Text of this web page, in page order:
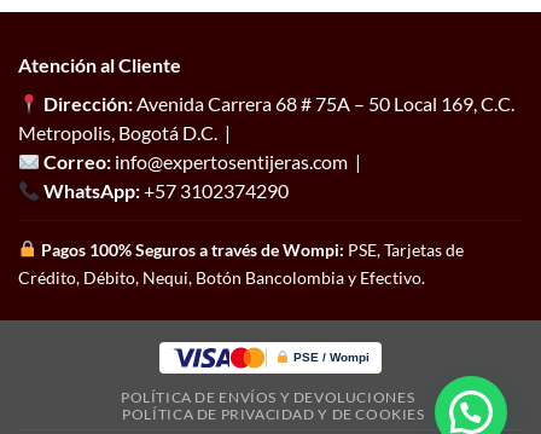
Atención al Cliente
Dirección:Avenida Carrera 68 # 75A – 50 Local 169, C.C.
Metropolis, Bogotá D.C. |
Correo: info@expertosentijeras.com |
WhatsApp:+57 3102374290
Pagos 100% Seguros a través de Wompi: PSE, Tarjetas de
Crédito, Débito, Nequi, Botón Bancolombia y Efectivo.
PSE / Wompi
POLÍTICA DE ENVÍOS Y DEVOLUCIONES
POLÍTICA DE PRIVACIDAD Y DE COOKIES